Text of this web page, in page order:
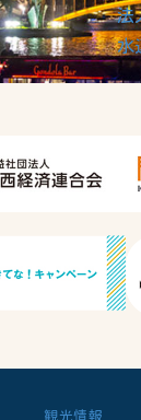
法
水
観光情報